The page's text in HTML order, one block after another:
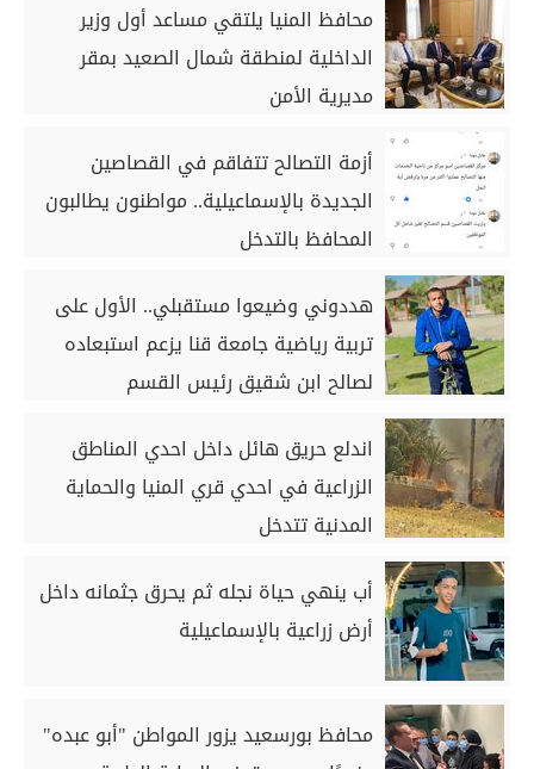
محافظ المنيا يلتقي مساعد أول وزير
الداخلية لمنطقة شمال الصعيد بمقر
مديرية الأمن
أزمة التصالح تتفاقم في القصاصين
الجديدة بالإسماعيلية.. مواطنون يطالبون
المحافظ بالتدخل
هددوني وضيعوا مستقبلي.. الأول على
تربية رياضية جامعة قنا يزعم استبعاده
لصالح ابن شقيق رئيس القسم
اندلع حريق هائل داخل احدي المناطق
الزراعية في احدي قري المنيا والحماية
المدنية تتدخل
أب ينهي حياة نجله ثم يحرق جثمانه داخل
أرض زراعية بالإسماعيلية
محافظ بورسعيد يزور المواطن "أبو عبده"